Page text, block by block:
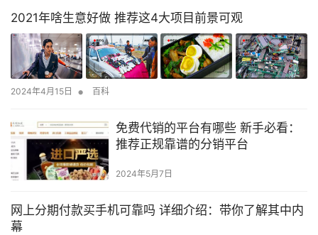
2021年啥生意好做 推荐这4大项目前景可观
2024年4月15日 • 百科
免费代销的平台有哪些 新手必看：
推荐正规靠谱的分销平台
2024年5月7日
网上分期付款买手机可靠吗 详细介绍：带你了解其中内
幕